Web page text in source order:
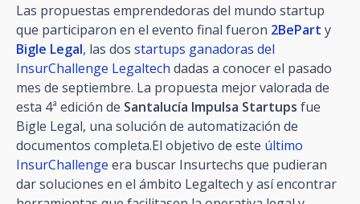
Las propuestas emprendedoras del mundo startup
que participaron en el evento final fueron 2BePart y
Bigle Legal, las dos startups ganadoras del
InsurChallenge Legaltech dadas a conocer el pasado
mes de septiembre. La propuesta mejor valorada de
esta 4ª edición de Santalucía Impulsa Startups fue
Bigle Legal, una solución de automatización de
documentos completa.El objetivo de este último
InsurChallenge era buscar Insurtechs que pudieran
dar soluciones en el ámbito Legaltech y así encontrar